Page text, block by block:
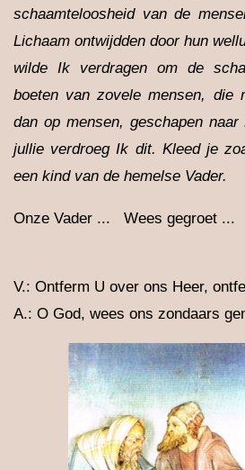
schaamteloosheid van de
Lichaam ontwijdden door hun
wilde Ik verdragen om de
boeten van zovele mensen, die
dan op mensen, geschapen
jullie verdroeg Ik dit. Kleed je
een kind van de hemelse Vader.
Onze Vader ... Wees gegroet ...
V.: Ontferm U over ons Heer,
A.: O God, wees ons zondaars